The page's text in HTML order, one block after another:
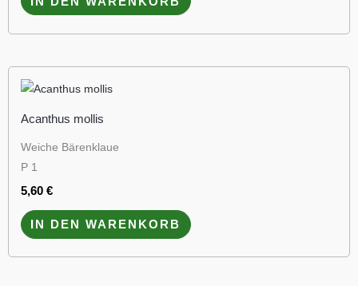
Acanthus mollis
Weiche Bärenklaue
P 1
5,60 €
IN DEN WARENKORB